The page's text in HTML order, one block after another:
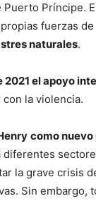
Príncipe.
fuerzas
naturales.
2021 el apoyo
con la violencia.
como
la grave crisis
Sin embargo,